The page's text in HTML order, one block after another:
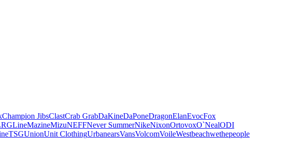
Champion JibsClastCrab GrabDaKineDaPoneDragonElanEvocFox
LineMazineMizuNEFFNever SummerNikeNixonOrtovoxO`NealODI
TSGUnionUnit ClothingUrbanearsVansVolcomVoileWestbeachwethepeople